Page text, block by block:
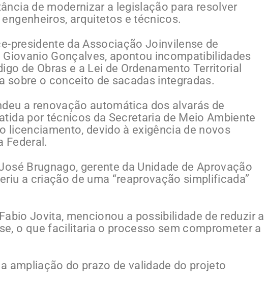
de modernizar a legislação para resolver
arquitetos e técnicos.
presidente da Associação Joinvilense de
Giovanio Gonçalves, apontou incompatibilidades
de Obras e a Lei de Ordenamento Territorial
sobre o conceito de sacadas integradas.
a renovação automática dos alvarás de
por técnicos da Secretaria de Meio Ambiente
licenciamento, devido à exigência de novos
Federal.
Brugnago, gerente da Unidade de Aprovação
a criação de uma “reaprovação simplificada”
Jovita, mencionou a possibilidade de reduzir a
o que facilitaria o processo sem comprometer a
ampliação do prazo de validade do projeto